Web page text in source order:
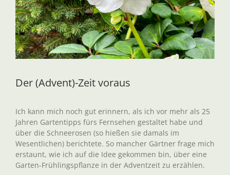
Der (Advent)-Zeit voraus
Ich kann mich noch gut erinnern, als ich vor mehr als 25
Jahren Gartentipps fürs Fernsehen gestaltet habe und
über die Schneerosen (so hießen sie damals im
Wesentlichen) berichtete. So mancher Gärtner frage mich
erstaunt, wie ich auf die Idee gekommen bin, über eine
Garten-Frühlingspflanze in der Adventzeit zu erzählen.